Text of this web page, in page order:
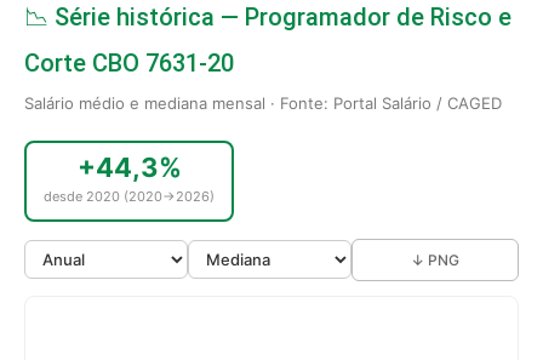
📉 Série histórica — Programador de Risco e
Corte CBO 7631-20
Salário médio e mediana mensal · Fonte: Portal Salário / CAGED
+44,3%
desde 2020 (2020→2026)
↓ PNG